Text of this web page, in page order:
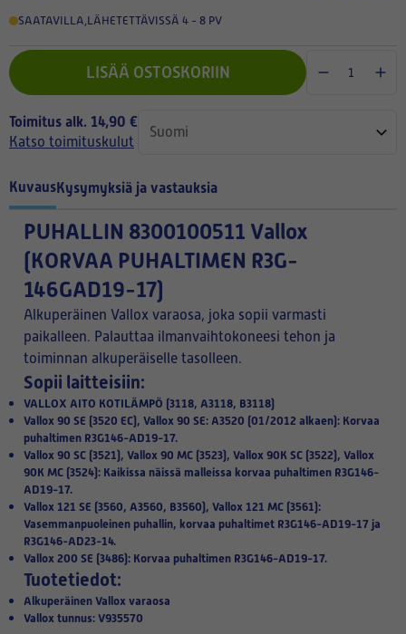
SAATAVILLA LÄHETETTÄVISSÄ 4 - 8 PV
LISÄÄ OSTOSKORIIN
Toimitus alk. 14,90 €
Katso toimituskulut
KuvausKysymyksiä ja vastauksia
PUHALLIN 8300100511 Vallox
(KORVAA PUHALTIMEN R3G-
146GAD19-17)
Alkuperäinen Vallox varaosa, joka sopii varmasti
paikalleen. Palauttaa ilmanvaihtokoneesi tehon ja
toiminnan alkuperäiselle tasolleen.
Sopii laitteisiin:
VALLOX AITO KOTILÄMPÖ (3118, A3118, B3118)
Vallox 90 SE (3520 EC), Vallox 90 SE: A3520 (01/2012 alkaen): Korvaa
puhaltimen R3G146-AD19-17.
Vallox 90 SC (3521), Vallox 90 MC (3523), Vallox 90K SC (3522), Vallox
90K MC (3524): Kaikissa näissä malleissa korvaa puhaltimen R3G146-
AD19-17.
Vallox 121 SE (3560, A3560, B3560), Vallox 121 MC (3561):
Vasemmanpuoleinen puhallin, korvaa puhaltimet R3G146-AD19-17 ja
R3G146-AD23-14.
Vallox 200 SE (3486): Korvaa puhaltimen R3G146-AD19-17.
Tuotetiedot:
Alkuperäinen Vallox varaosa
Vallox tunnus: V935570